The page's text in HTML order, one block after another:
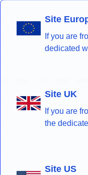
Site
If you are
dedicated
Site UK
If you are
the
Site US